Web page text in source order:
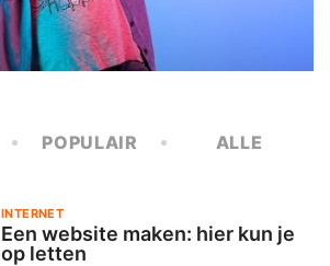
POPULAIR ALLE
INTERNET
Een website maken: hier kun je
op letten